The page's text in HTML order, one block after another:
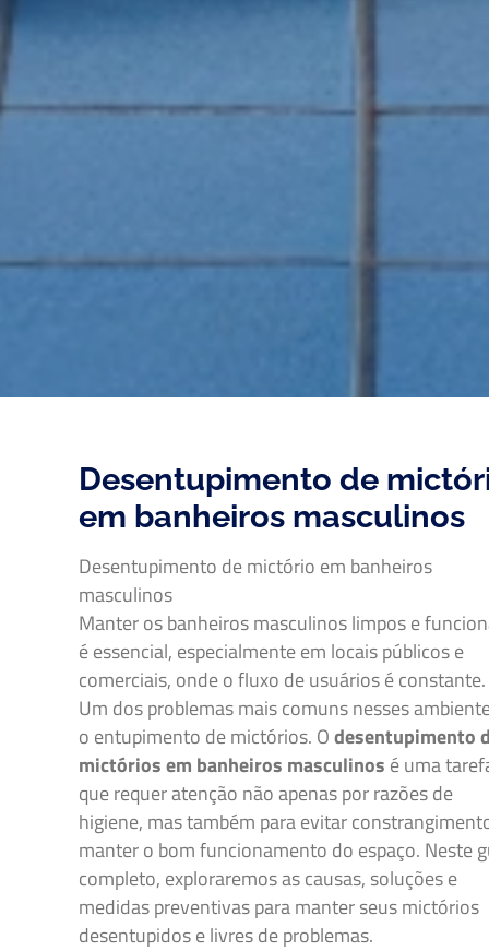
Desentupimento de
em banheiros masculinos
Desentupimento de mictório em banheiros
masculinos
Manter os banheiros masculinos limpos e
é essencial, especialmente em locais públicos e
comerciais, onde o fluxo de usuários é constante.
Um dos problemas mais comuns nesses
o entupimento de mictórios. Odesentupimento
mictórios em banheiros masculinos é uma
que requer atenção não apenas por razões de
higiene, mas também para evitar
manter o bom funcionamento do espaço. Neste
completo, exploraremos as causas, soluções e
medidas preventivas para manter seus mictórios
desentupidos e livres de problemas.